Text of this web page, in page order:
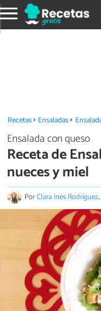
Recetas Ensaladas
Ensalada con queso
Receta de
nueces y miel
PorClara Inés Rodríguez